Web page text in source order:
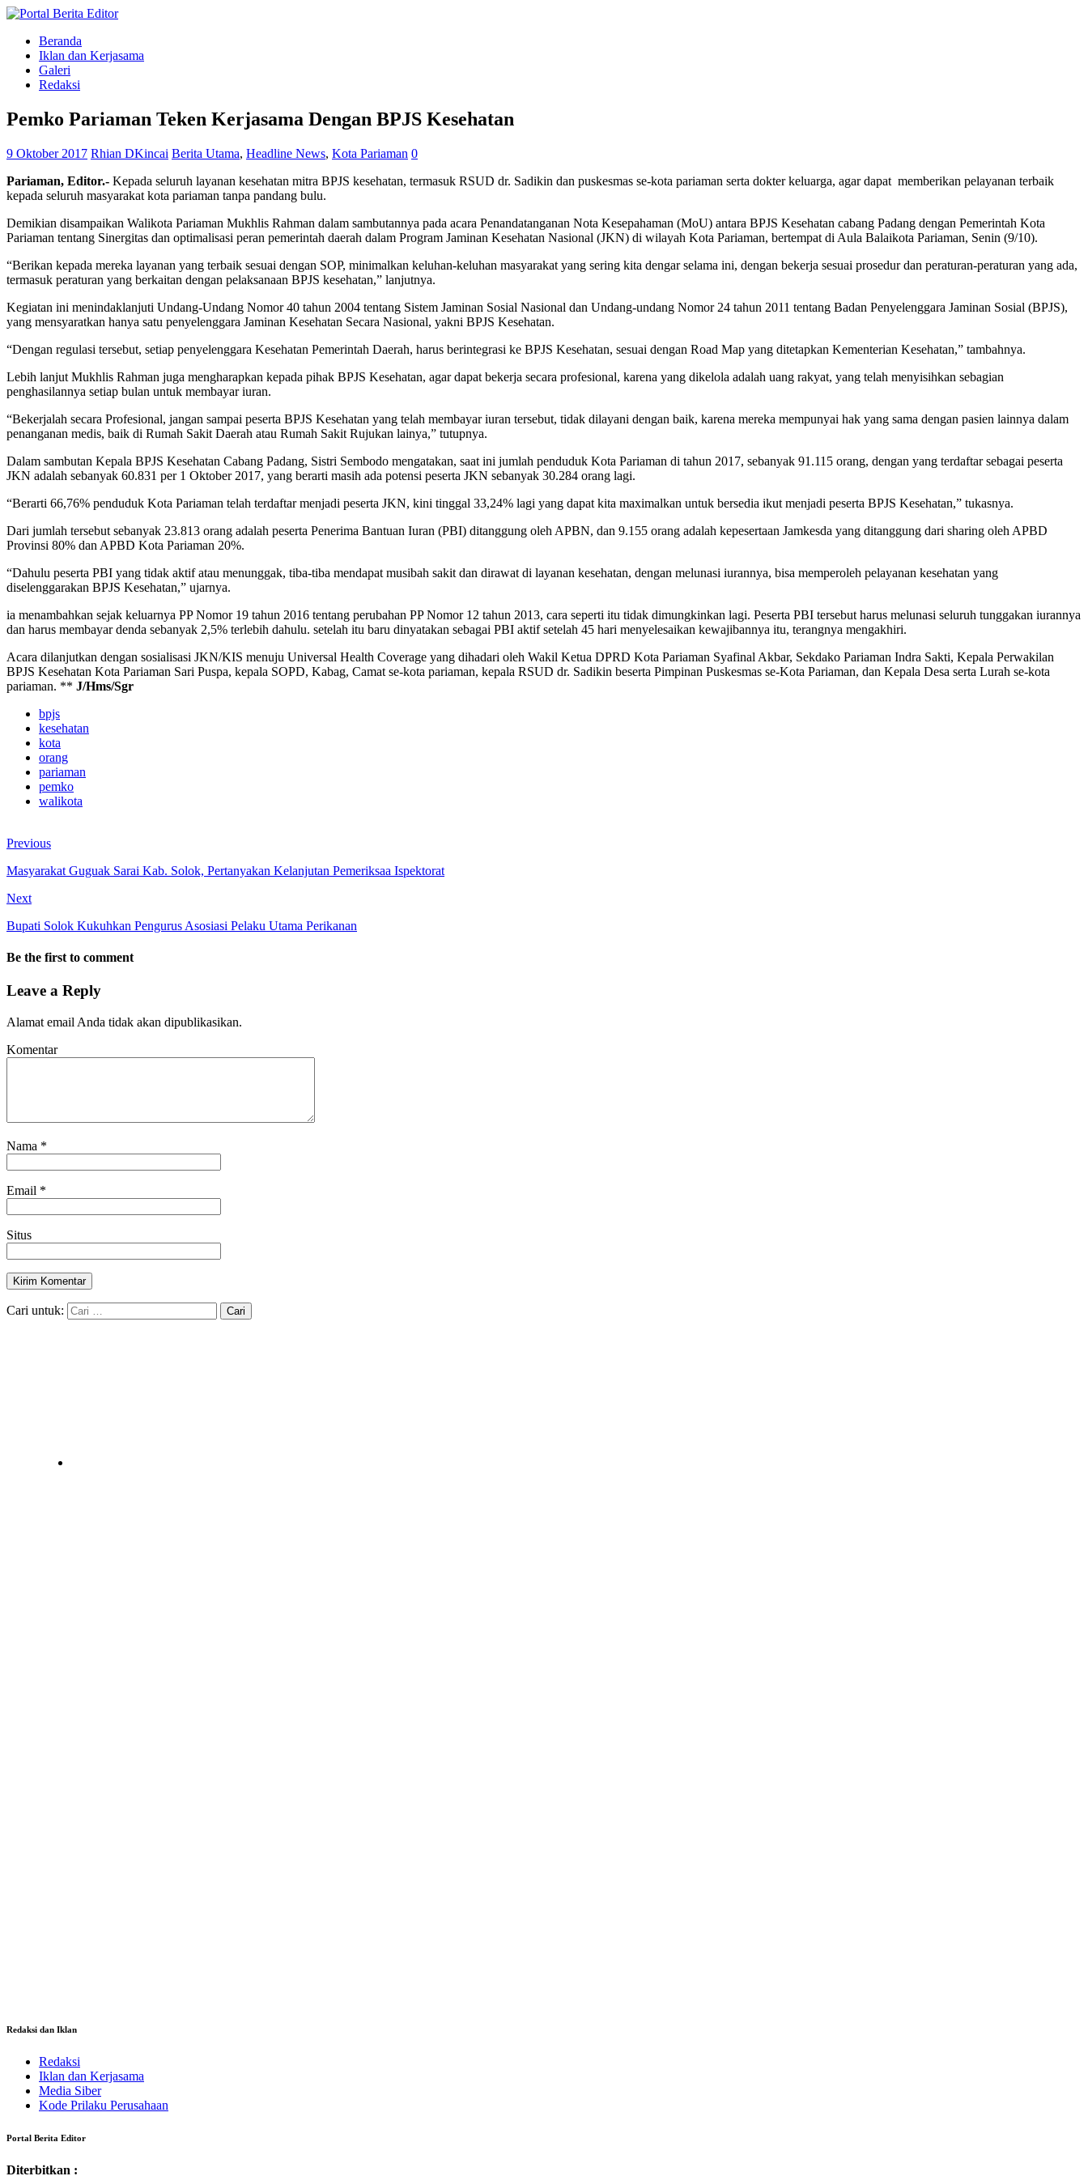
Beranda
Iklan dan Kerjasama
Galeri
Redaksi
Pemko Pariaman Teken Kerjasama Dengan BPJS Kesehatan
9 Oktober 2017 Rhian DKincai Berita Utama, Headline News, Kota Pariaman 0
Pariaman, Editor.- Kepada seluruh layanan kesehatan mitra BPJS kesehatan, termasuk RSUD dr. Sadikin dan puskesmas se-kota pariaman serta dokter keluarga, agar dapat memberikan pelayanan terbaik
kepada seluruh masyarakat kota pariaman tanpa pandang bulu.
Demikian disampaikan Walikota Pariaman Mukhlis Rahman dalam sambutannya pada acara Penandatanganan Nota Kesepahaman (MoU) antara BPJS Kesehatan cabang Padang dengan Pemerintah Kota
Pariaman tentang Sinergitas dan optimalisasi peran pemerintah daerah dalam Program Jaminan Kesehatan Nasional (JKN) di wilayah Kota Pariaman, bertempat di Aula Balaikota Pariaman, Senin (9/10).
“Berikan kepada mereka layanan yang terbaik sesuai dengan SOP, minimalkan keluhan-keluhan masyarakat yang sering kita dengar selama ini, dengan bekerja sesuai prosedur dan peraturan-peraturan yang ada,
termasuk peraturan yang berkaitan dengan pelaksanaan BPJS kesehatan,” lanjutnya.
Kegiatan ini menindaklanjuti Undang-Undang Nomor 40 tahun 2004 tentang Sistem Jaminan Sosial Nasional dan Undang-undang Nomor 24 tahun 2011 tentang Badan Penyelenggara Jaminan Sosial (BPJS),
yang mensyaratkan hanya satu penyelenggara Jaminan Kesehatan Secara Nasional, yakni BPJS Kesehatan.
“Dengan regulasi tersebut, setiap penyelenggara Kesehatan Pemerintah Daerah, harus berintegrasi ke BPJS Kesehatan, sesuai dengan Road Map yang ditetapkan Kementerian Kesehatan,” tambahnya.
Lebih lanjut Mukhlis Rahman juga mengharapkan kepada pihak BPJS Kesehatan, agar dapat bekerja secara profesional, karena yang dikelola adalah uang rakyat, yang telah menyisihkan sebagian
penghasilannya setiap bulan untuk membayar iuran.
“Bekerjalah secara Profesional, jangan sampai peserta BPJS Kesehatan yang telah membayar iuran tersebut, tidak dilayani dengan baik, karena mereka mempunyai hak yang sama dengan pasien lainnya dalam
penanganan medis, baik di Rumah Sakit Daerah atau Rumah Sakit Rujukan lainya,” tutupnya.
Dalam sambutan Kepala BPJS Kesehatan Cabang Padang, Sistri Sembodo mengatakan, saat ini jumlah penduduk Kota Pariaman di tahun 2017, sebanyak 91.115 orang, dengan yang terdaftar sebagai peserta
JKN adalah sebanyak 60.831 per 1 Oktober 2017, yang berarti masih ada potensi peserta JKN sebanyak 30.284 orang lagi.
“Berarti 66,76% penduduk Kota Pariaman telah terdaftar menjadi peserta JKN, kini tinggal 33,24% lagi yang dapat kita maximalkan untuk bersedia ikut menjadi peserta BPJS Kesehatan,” tukasnya.
Dari jumlah tersebut sebanyak 23.813 orang adalah peserta Penerima Bantuan Iuran (PBI) ditanggung oleh APBN, dan 9.155 orang adalah kepesertaan Jamkesda yang ditanggung dari sharing oleh APBD
Provinsi 80% dan APBD Kota Pariaman 20%.
“Dahulu peserta PBI yang tidak aktif atau menunggak, tiba-tiba mendapat musibah sakit dan dirawat di layanan kesehatan, dengan melunasi iurannya, bisa memperoleh pelayanan kesehatan yang
diselenggarakan BPJS Kesehatan,” ujarnya.
ia menambahkan sejak keluarnya PP Nomor 19 tahun 2016 tentang perubahan PP Nomor 12 tahun 2013, cara seperti itu tidak dimungkinkan lagi. Peserta PBI tersebut harus melunasi seluruh tunggakan iurannya
dan harus membayar denda sebanyak 2,5% terlebih dahulu. setelah itu baru dinyatakan sebagai PBI aktif setelah 45 hari menyelesaikan kewajibannya itu, terangnya mengakhiri.
Acara dilanjutkan dengan sosialisasi JKN/KIS menuju Universal Health Coverage yang dihadari oleh Wakil Ketua DPRD Kota Pariaman Syafinal Akbar, Sekdako Pariaman Indra Sakti, Kepala Perwakilan
BPJS Kesehatan Kota Pariaman Sari Puspa, kepala SOPD, Kabag, Camat se-kota pariaman, kepala RSUD dr. Sadikin beserta Pimpinan Puskesmas se-Kota Pariaman, dan Kepala Desa serta Lurah se-kota
pariaman. ** J/Hms/Sgr
bpjs
kesehatan
kota
orang
pariaman
pemko
walikota
Previous
Masyarakat Guguak Sarai Kab. Solok, Pertanyakan Kelanjutan Pemeriksaa Ispektorat
Next
Bupati Solok Kukuhkan Pengurus Asosiasi Pelaku Utama Perikanan
Be the first to comment
Leave a Reply
Alamat email Anda tidak akan dipublikasikan.
Komentar
Nama *
Email *
Situs
Cari untuk:
Redaksi dan Iklan
Redaksi
Iklan dan Kerjasama
Media Siber
Kode Prilaku Perusahaan
Portal Berita Editor
Diterbitkan :